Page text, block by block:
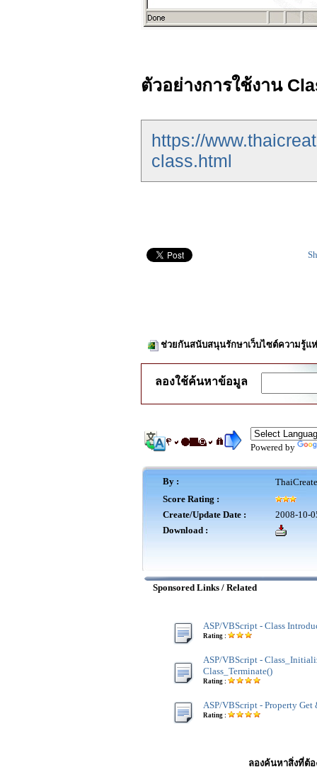
ตัวอย่างการใช้งาน
https://
class.html
ช่วยกันสนับสนุนรักษาเว็บไซต์ความรู้แ
ลองใช้ค้นหาข้อมูล
Powered by
By :
Score Rating :
Create/Update Date :
2008-10-
Download :
Sponsored Links / Related
ASP/VBScript - Class
Rating :
ASP/VBScript -
Class_Terminate()
Rating :
ASP/VBScript - Property Get
Rating :
ลองค้นหาสิ่งที่ต้อ